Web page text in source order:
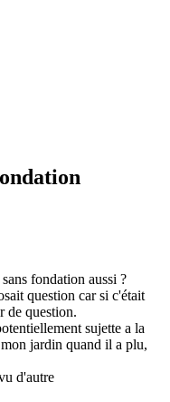
fondation aussi ?
question car si c'était
de question.
sujette a la
jardin quand il a plu,
d'autre